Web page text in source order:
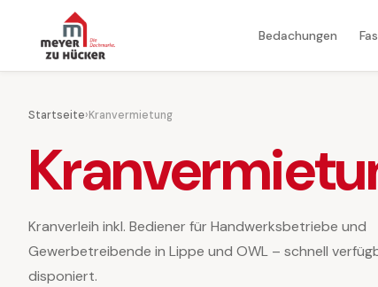
Bedachungen
Startseite›Kranvermietung
Kranverleih inkl. Bediener für Handwerksbetriebe und
Gewerbetreibende in Lippe und OWL – schnell
disponiert.